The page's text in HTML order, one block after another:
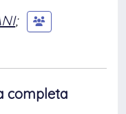
;
completa